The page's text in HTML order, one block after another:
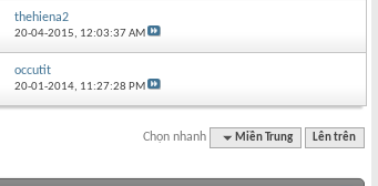
thehiena2
20-04-2015, 12:03:37 AM
occutit
20-01-2014, 11:27:28 PM
Chọn nhanh Miền Trung Lên trên